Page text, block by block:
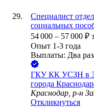
Специалист
социальных
54 000 – 57 000 ₽
Опыт 1-3 года
Выплаты: Два
ГКУ КК УСЗН в
города
Краснодар, р-н
Откликнуться